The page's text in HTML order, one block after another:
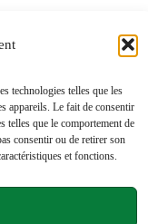
technologies telles que les
appareils. Le fait de consentir
telles que le comportement de
consentir ou de retirer son
et fonctions.